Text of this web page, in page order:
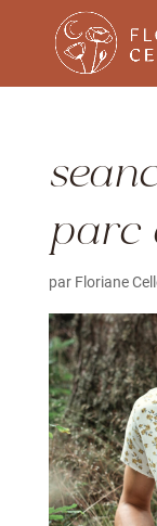
parc
par Floriane